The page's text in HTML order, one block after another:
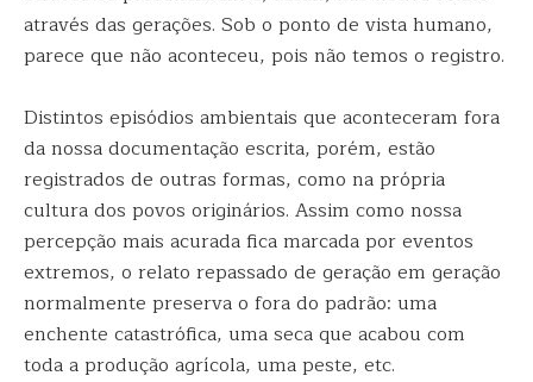
através das gerações. Sob o ponto de vista humano,
parece que não aconteceu, pois não temos o registro.
Distintos episódios ambientais que aconteceram fora
da nossa documentação escrita, porém, estão
registrados de outras formas, como na própria
cultura dos povos originários. Assim como nossa
percepção mais acurada fica marcada por eventos
extremos, o relato repassado de geração em geração
normalmente preserva o fora do padrão: uma
enchente catastrófica, uma seca que acabou com
toda a produção agrícola, uma peste, etc.